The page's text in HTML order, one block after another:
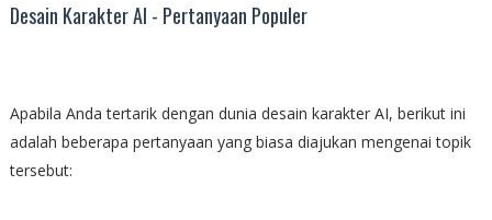
Desain Karakter AI - Pertanyaan Populer
Apabila Anda tertarik dengan dunia desain karakter AI, berikut ini
adalah beberapa pertanyaan yang biasa diajukan mengenai topik
tersebut: